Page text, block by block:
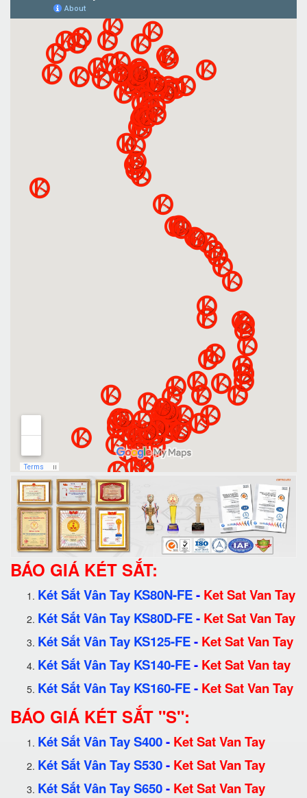
BÁO GIÁ KÉT SẮT:
Két Sắt Vân Tay KS80N-FE- Ket Sat Van Tay
Két Sắt Vân Tay KS80D-FE- Ket Sat Van Tay
Két Sắt Vân Tay KS125-FE- Ket Sat Van Tay
Két Sắt Vân Tay KS140-FE- Ket Sat Van tay
Két Sắt Vân Tay KS160-FE- Ket Sat Van Tay
BÁO GIÁ KÉT SẮT "S":
Két Sắt Vân Tay S400- Ket Sat Van Tay
Két Sắt Vân Tay S530- Ket Sat Van Tay
Két Sắt Vân Tay S650- Ket Sat Van Tay